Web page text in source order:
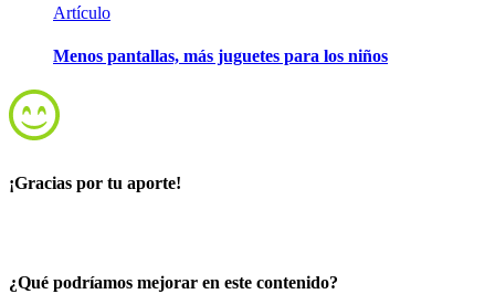
Artículo
Menos pantallas, más juguetes para los niños
¡Gracias por tu aporte!
¿Qué podríamos mejorar en este contenido?